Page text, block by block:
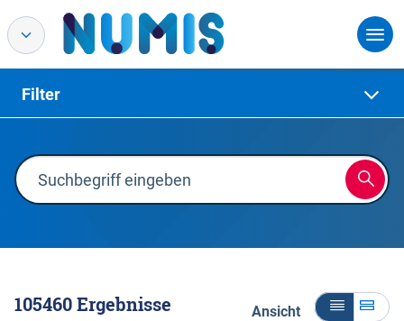
Filter
105460Ergebnisse Ansicht